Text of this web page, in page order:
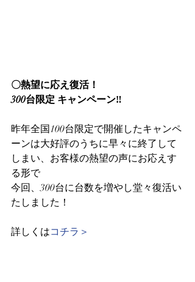
〇熱望に応え復活！
300台限定 キャンペーン‼
昨年全国100台限定で開催したキャンペ
ーンは大好評のうちに早々に終了して
しまい、お客様の熱望の声にお応えす
る形で
今回、300台に台数を増やし堂々復活い
たしました！
詳しくはコチラ＞